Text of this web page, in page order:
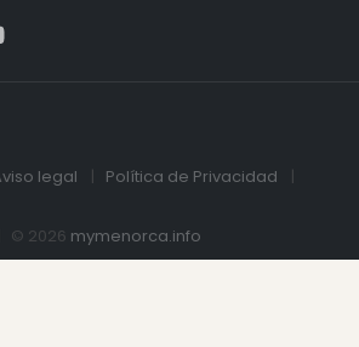
legal Política de Privacidad
© 2026 mymenorca.info